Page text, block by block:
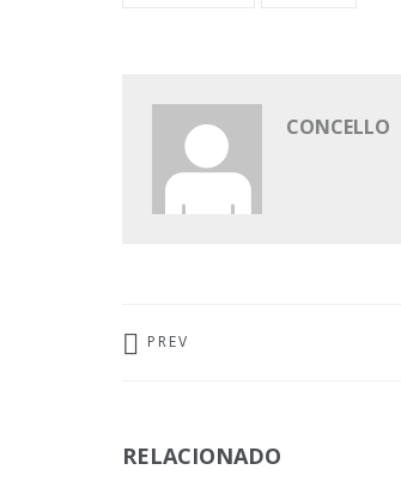
CONCELLO
PREV
RELACIONADO